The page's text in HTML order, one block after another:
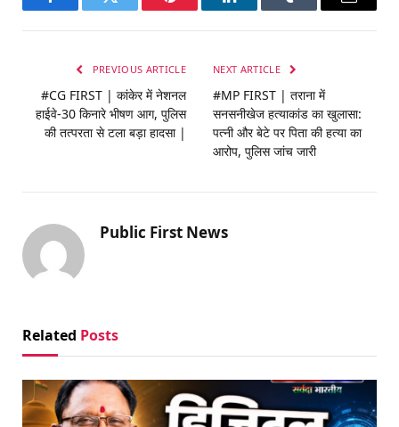
FacebookTwitter Pinterest LinkedInTumblr Email
PREVIOUS ARTICLE
#CG FIRST | कांकेर में नेशनल
हाईवे-30 किनारे भीषण आग, पुलिस
की तत्परता से टला बड़ा हादसा |
NEXT ARTICLE
#MP FIRST | तराना में
सनसनीखेज हत्याकांड का खुलासा:
पत्नी और बेटे पर पिता की हत्या का
आरोप, पुलिस जांच जारी
Public First News
Related Posts